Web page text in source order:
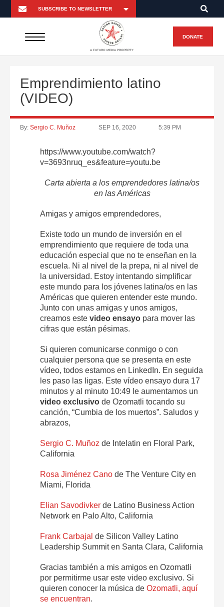
A FUTURO MEDIA PROPERTY
DONATE
Emprendimiento latino
(VIDEO)
By: Sergio C. Muñoz SEP 16, 2020 5:39 PM
https://www.youtube.com/watch?
v=3693nruq_es&feature=youtu.be
Carta abierta a los emprendedores latina/os
en las Américas
Amigas y amigos emprendedores,
Existe todo un mundo de inversión en el
emprendimiento que requiere de toda una
educación especial que no te enseñan en la
escuela. Ni al nivel de la prepa, ni al nivel de
la universidad. Estoy intentando simplificar
este mundo para los jóvenes latina/os en las
Américas que quieren entender este mundo.
Junto con unas amigas y unos amigos,
creamos este video ensayo para mover las
cifras que están pésimas.
Si quieren comunicarse conmigo o con
cualquier persona que se presenta en este
vídeo, todos estamos en LinkedIn. En seguida
les paso las ligas. Este vídeo ensayo dura 17
minutos y al minuto 10:49 le aumentamos un
video exclusivo de Ozomatli tocando su
canción, “Cumbia de los muertos”. Saludos y
abrazos,
Sergio C. Muñoz de Intelatin en Floral Park,
California
Rosa Jiménez Cano de The Venture City en
Miami, Florida
Elian Savodivker de Latino Business Action
Network en Palo Alto, California
Frank Carbajal de Silicon Valley Latino
Leadership Summit en Santa Clara, California
Gracias también a mis amigos en Ozomatli
por permitirme usar este video exclusivo. Si
quieren conocer la música de Ozomatli, aquí
se encuentran.